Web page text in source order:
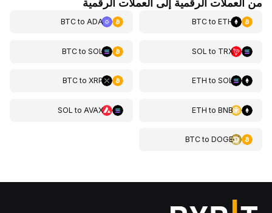
من العملات الرقمية إلى العملات الرقمية
BTCtoETH
BTCtoADA
SOL to TRX
BTCtoSOL
ETH toSOL
BTCtoXRP
ETH toBNB
SOL toAVAX
BTCtoDOGE